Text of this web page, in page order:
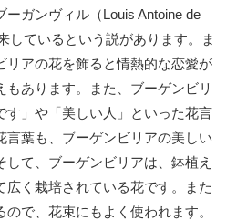
ガンヴィル（Louis Antoine de
しているという説があります。ま
リアの花を飾ると情熱的な恋愛が
もあります。また、ブーゲンビリ
す」や「美しい人」といった花言
言葉も、ブーゲンビリアの美しい
て、ブーゲンビリアは、鉢植え
広く栽培されている花です。また
で、花束にもよく使われます。